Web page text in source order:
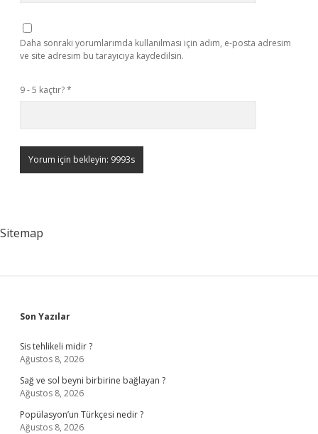
Daha sonraki yorumlarımda kullanılması için adım, e-posta adresim
ve site adresim bu tarayıcıya kaydedilsin.
9 - 5 kaçtır?*
Sitemap
Sidebar
Son Yazılar
Sis tehlikeli midir ?
Ağustos 8, 2026
Sağ ve sol beyni birbirine bağlayan ?
Ağustos 8, 2026
Popülasyon’un Türkçesi nedir ?
Ağustos 8, 2026